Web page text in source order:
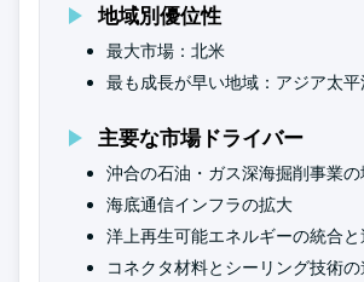
地域別優位性
最大市場：北米
最も成長が早い地域：アジア太平
主要な市場ドライバー
沖合の石油・ガス深海掘削事業の
海底通信インフラの拡大
洋上再生可能エネルギーの統合
コネクタ材料とシーリング技術